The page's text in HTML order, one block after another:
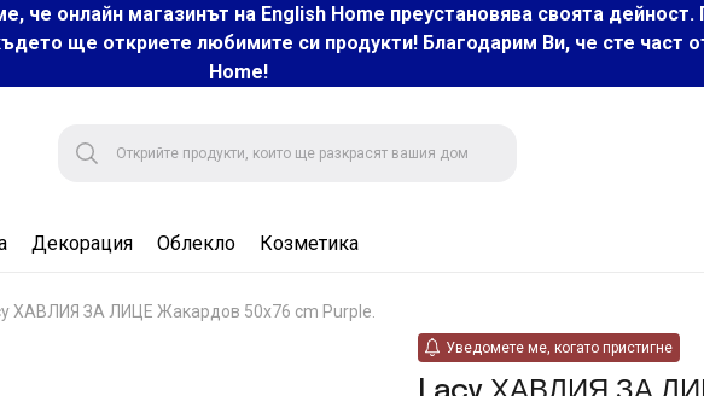
че онлайн магазинът на English Home преустановява своята дейност.
ще откриете любимите си продукти! Благодарим Ви, че сте част
Home!
Декорация Облекло Козметика
ХАВЛИЯ ЗА ЛИЦЕ Жакардов 50x76 cm Purple.
Уведомете ме, когато пристигне